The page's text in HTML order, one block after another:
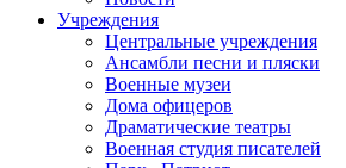
Учреждения
Центральные учреждения
Ансамбли песни и пляски
Военные музеи
Дома офицеров
Драматические театры
Военная студия писателей